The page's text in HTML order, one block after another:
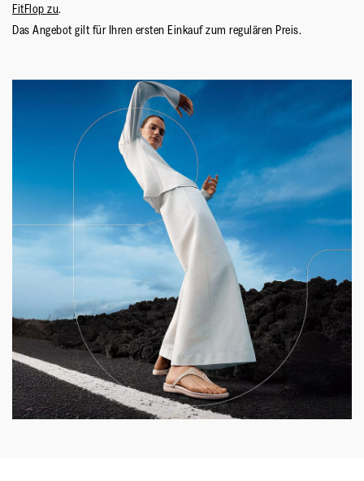
FitFlop zu.
Das Angebot gilt für Ihren ersten Einkauf zum regulären Preis.